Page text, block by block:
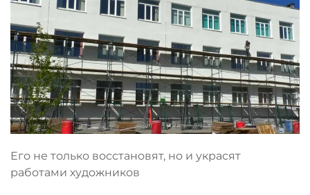
Его не только восстановят, но и украсят
работами художников